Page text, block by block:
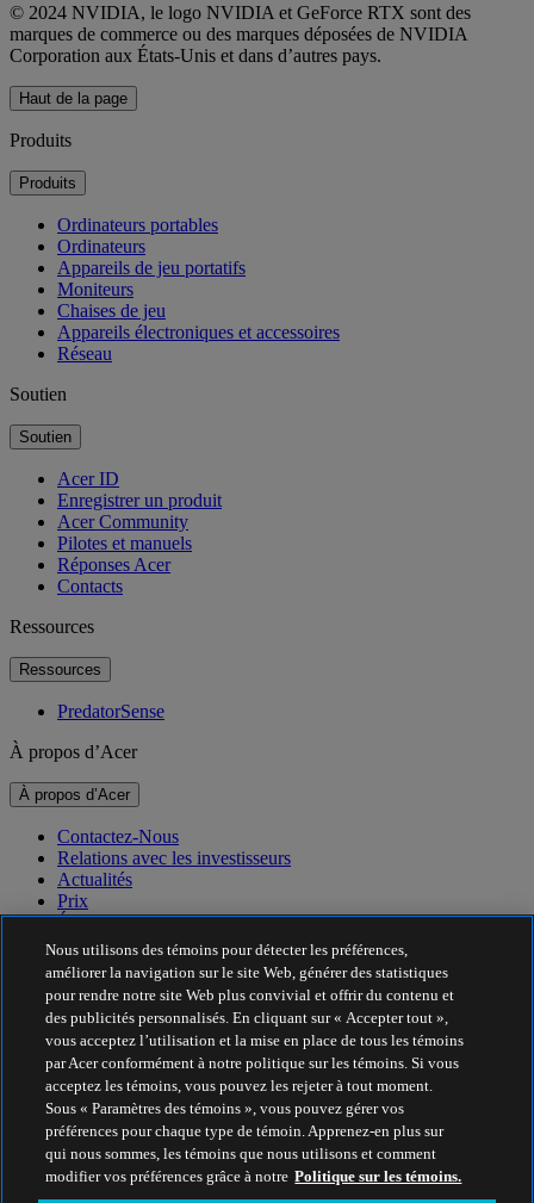
© 2024 NVIDIA, le logo NVIDIA et GeForce RTX sont des
marques de commerce ou des marques déposées de NVIDIA
Corporation aux États-Unis et dans d’autres pays.
Haut de la page
Produits
Produits
Ordinateurs portables
Ordinateurs
Appareils de jeu portatifs
Moniteurs
Chaises de jeu
Appareils électroniques et accessoires
Réseau
Soutien
Soutien
Acer ID
Enregistrer un produit
Acer Community
Pilotes et manuels
Réponses Acer
Contacts
Ressources
Ressources
PredatorSense
À propos d’Acer
À propos d’Acer
Contactez-Nous
Relations avec les investisseurs
Actualités
Prix
Événements
Durabilité
Durabilité
Responsabilité sociale de l’entreprise
Empreinte carbone des produits
Project Humanity
Earthion
Politique de confidentialité
Politique sur les témoins
Avis juridique
Nous utilisons des témoins pour détecter les préférences,
améliorer la navigation sur le site Web, générer des statistiques
pour rendre notre site Web plus convivial et offrir du contenu et
des publicités personnalisés. En cliquant sur « Accepter tout »,
vous acceptez l’utilisation et la mise en place de tous les témoins
par Acer conformément à notre politique sur les témoins. Si vous
acceptez les témoins, vous pouvez les rejeter à tout moment.
Sous « Paramètres des témoins », vous pouvez gérer vos
préférences pour chaque type de témoin. Apprenez-en plus sur
qui nous sommes, les témoins que nous utilisons et comment
modifier vos préférences grâce à notre Politique sur les témoins.